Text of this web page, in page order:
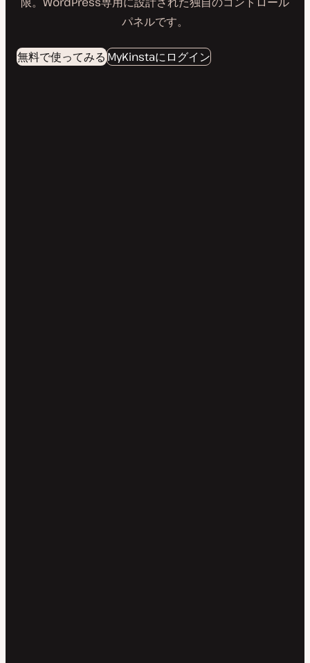
パネルです。
無料で使ってみるMyKinstaにログイン